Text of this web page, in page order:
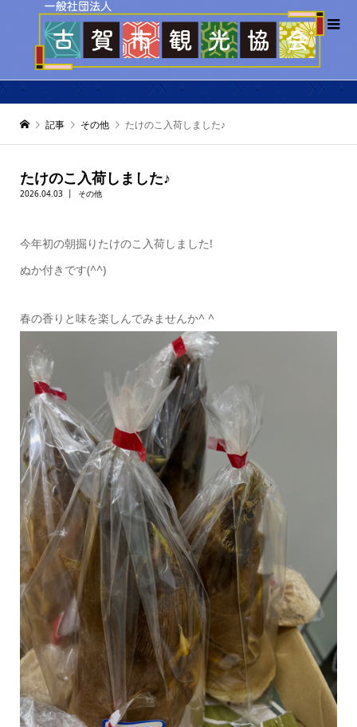
記事 その他 たけのこ入荷しました♪
たけのこ入荷しました♪
2026.04.03 その他
今年初の朝掘りたけのこ入荷しました!
ぬか付きです(^^)
春の香りと味を楽しんでみませんか^ ^